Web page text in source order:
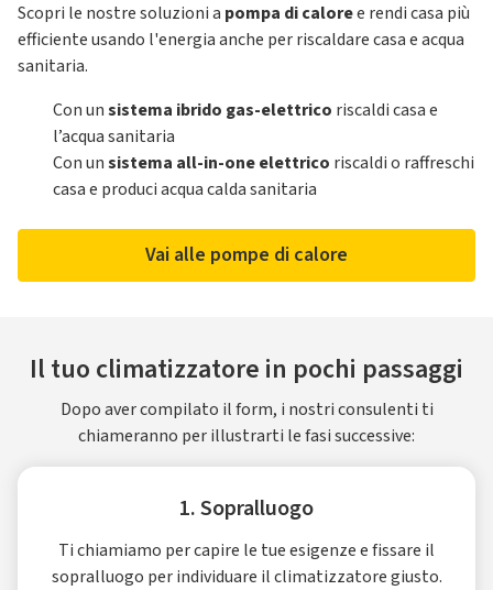
Scopri le nostre soluzioni a pompa di caloree rendi casa più
efficiente usando l'energia anche per riscaldare casa e acqua
sanitaria.
Con unsistema ibrido gas-elettrico riscaldi casa e
l’acqua sanitaria
Con unsistema all-in-one elettrico riscaldi o raffreschi
casa e produci acqua calda sanitaria
Vai alle pompe di calore
Il tuo climatizzatore in pochi passaggi
Dopo aver compilato il form, i nostri consulenti ti
chiameranno per illustrarti le fasi successive:
1. Sopralluogo
Ti chiamiamo per capire le tue esigenze e fissare il
sopralluogo per individuare il climatizzatore giusto.